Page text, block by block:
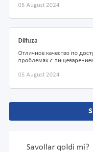
05 August 2024
Dilfuza
Отличное качество по
проблемах с
05 August 2024
Savollar qoldi mi?